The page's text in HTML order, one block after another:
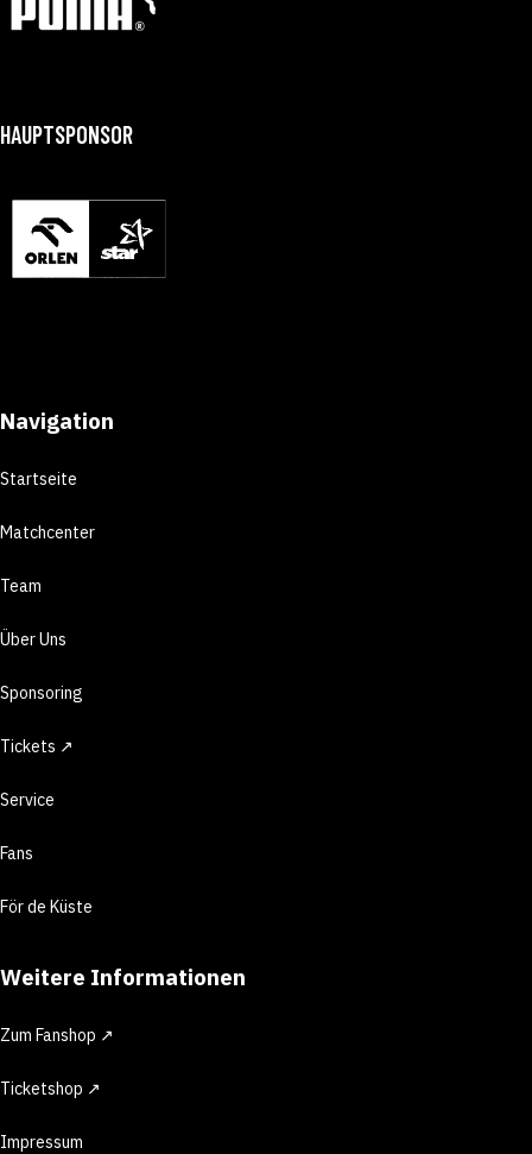
HAUPTSPONSOR
Navigation
Startseite
Matchcenter
Team
Über Uns
Sponsoring
Tickets ↗
Service
Fans
För de Küste
Weitere Informationen
Zum Fanshop ↗
Ticketshop ↗
Impressum